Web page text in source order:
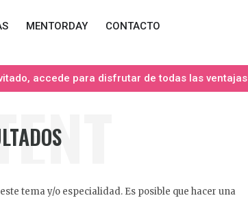
MENTORDAY CONTACTO
accede para disfrutar de todas las ventajas
tema y/o especialidad. Es posible que hacer una